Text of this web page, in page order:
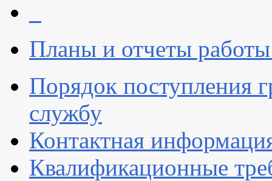
Планы и отчеты
Порядок поступления
службу
Контактная
Квалификационные